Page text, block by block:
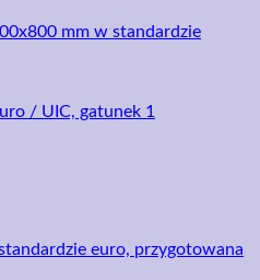
/ UIC, gatunek 1